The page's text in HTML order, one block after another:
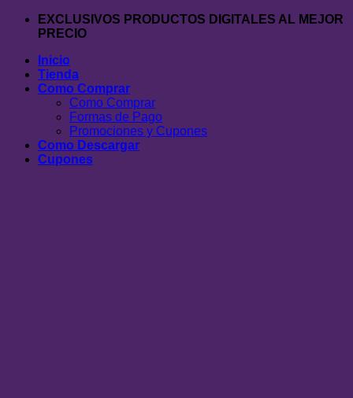
Saltar
EXCLUSIVOS PRODUCTOS DIGITALES AL MEJOR
PRECIO
Inicio
Tienda
Como Comprar
Como Comprar
Formas de Pago
Promociones y Cupones
Como Descargar
Cupones